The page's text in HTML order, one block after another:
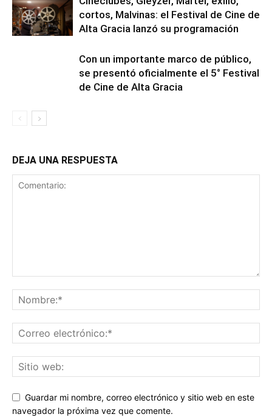
cortos, Malvinas: el Festival de Cine de
Alta Gracia lanzó su programación
Con un importante marco de público,
se presentó oficialmente el 5° Festival
de Cine de Alta Gracia
DEJA UNA RESPUESTA
Guardar mi nombre, correo electrónico y sitio web en este
navegador la próxima vez que comente.